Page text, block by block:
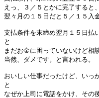
えっ、３／５とかに完了すると
翌々月の１５日だと５／１５入
支払条件を末締め翌月１５日払
と
まだお金に困っていないけど相
当然、ダメです。と言われる。
おいしい仕事だったけど、いっ
と
なぜか上司に電話をかけ、その